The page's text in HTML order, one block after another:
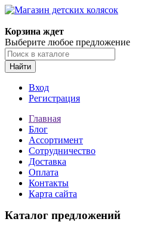
Корзина ждет
Выберите любое предложение
Найти
Вход
Регистрация
Главная
Блог
Ассортимент
Сотрудничество
Доставка
Оплата
Контакты
Карта сайта
Каталог предложений